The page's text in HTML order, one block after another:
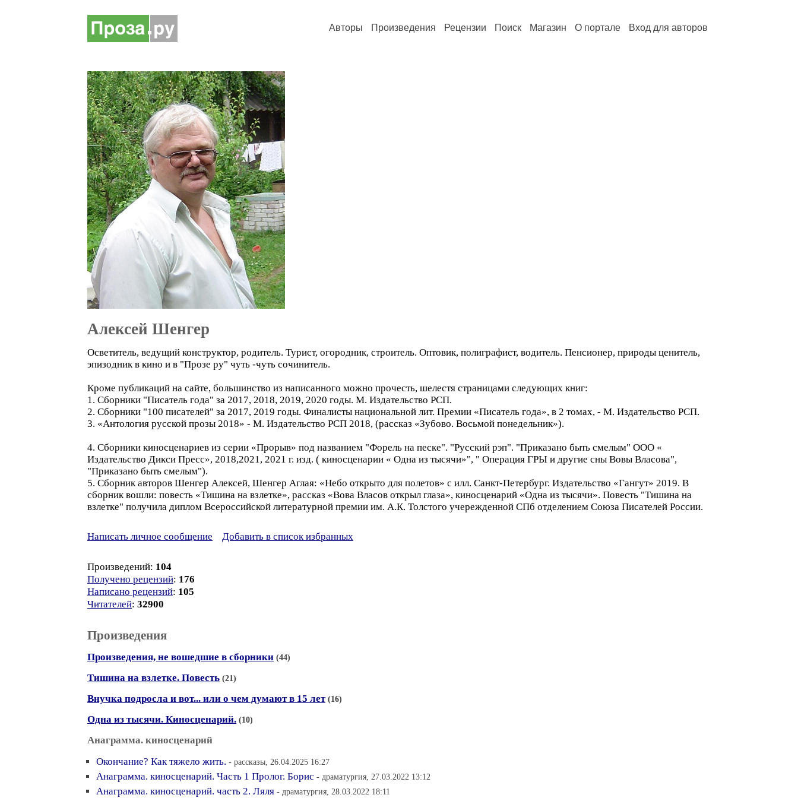
Авторы Произведения Рецензии Поиск Магазин О портале Вход для авторов
Алексей Шенгер
Осветитель, ведущий конструктор, родитель. Турист, огородник, строитель. Оптовик, полиграфист, водитель. Пенсионер, природы ценитель,
эпизодник в кино и в "Прозе ру" чуть -чуть сочинитель.
Кроме публикаций на сайте, большинство из написанного можно прочесть, шелестя страницами следующих книг:
1. Сборники "Писатель года" за 2017, 2018, 2019, 2020 годы. М. Издательство РСП.
2. Сборники "100 писателей" за 2017, 2019 годы. Финалисты национальной лит. Премии «Писатель года», в 2 томах, - М. Издательство РСП.
3. «Антология русской прозы 2018» - М. Издательство РСП 2018, (рассказ «Зубово. Восьмой понедельник»).
4. Сборники киносценариев из серии «Прорыв» под названием "Форель на песке". "Русский рэп". "Приказано быть смелым" ООО «
Издательство Дикси Пресс», 2018,2021, 2021 г. изд. ( киносценарии « Одна из тысячи»", " Операция ГРЫ и другие сны Вовы Власова",
"Приказано быть смелым").
5. Сборник авторов Шенгер Алексей, Шенгер Аглая: «Небо открыто для полетов» с илл. Санкт-Петербург. Издательство «Гангут» 2019. В
сборник вошли: повесть «Тишина на взлетке», рассказ «Вова Власов открыл глаза», киносценарий «Одна из тысячи». Повесть "Тишина на
взлетке" получила диплом Всероссийской литературной премии им. А.К. Толстого учережденной СПб отделением Союза Писателей России.
Написать личное сообщение Добавить в список избранных
Произведений: 104
Получено рецензий: 176
Написано рецензий: 105
Читателей: 32900
Произведения
Произведения, не вошедшие в сборники (44)
Тишина на взлетке. Повесть (21)
Внучка подросла и вот... или о чем думают в 15 лет (16)
Одна из тысячи. Киносценарий. (10)
Анаграмма. киносценарий
Окончание? Как тяжело жить. - рассказы, 26.04.2025 16:27
Анаграмма. киносценарий. Часть 1 Пролог. Борис - драматургия, 27.03.2022 13:12
Анаграмма. киносценарий. часть 2. Ляля - драматургия, 28.03.2022 18:11